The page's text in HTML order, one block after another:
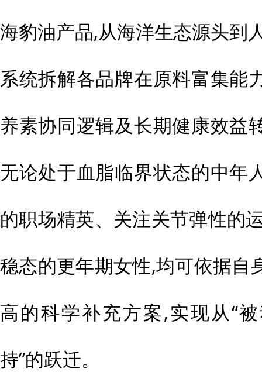
海豹油产品,从海洋生态源头到
系统拆解各品牌在原料富集能
养素协同逻辑及长期健康效益
无论处于血脂临界状态的中年
的职场精英、关注关节弹性的
稳态的更年期女性,均可依据自
高的科学补充方案,实现从“
持”的跃迁。